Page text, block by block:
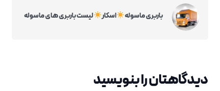
باربری ماسوله اسکار لیست باربری های ماسوله
دیدگاهتان را بنویسید